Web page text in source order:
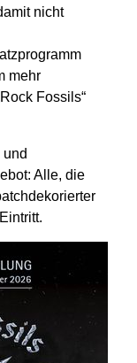
nicht
mehr
Fossils“
und
Alle, die